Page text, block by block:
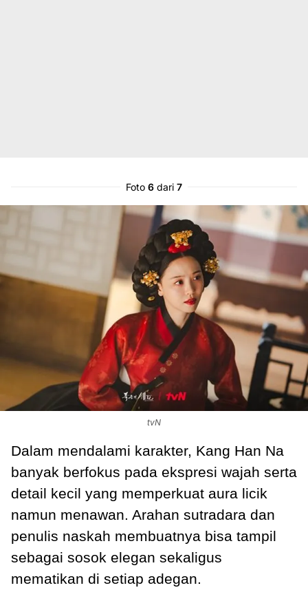
Foto 6 dari 7
tvN
Dalam mendalami karakter, Kang Han Na
banyak berfokus pada ekspresi wajah serta
detail kecil yang memperkuat aura licik
namun menawan. Arahan sutradara dan
penulis naskah membuatnya bisa tampil
sebagai sosok elegan sekaligus
mematikan di setiap adegan.